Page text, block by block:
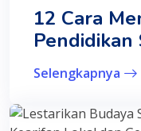
12 Cara
Pendidikan
Selengkapnya